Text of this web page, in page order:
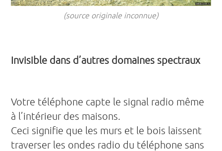
(source originale inconnue)
Invisible dans d’autres domaines spectraux
Votre téléphone capte le signal radio même
à l’intérieur des maisons.
Ceci signifie que les murs et le bois laissent
traverser les ondes radio du téléphone sans